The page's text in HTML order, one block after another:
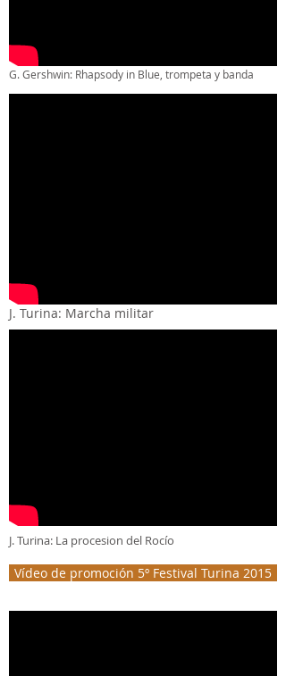
G. Gershwin: Rhapsody in Blue, trompeta y banda
J. Turina: Marcha militar
J. Turina: La procesion del Rocío
Vídeo de promoción 5º Festival Turina 2015